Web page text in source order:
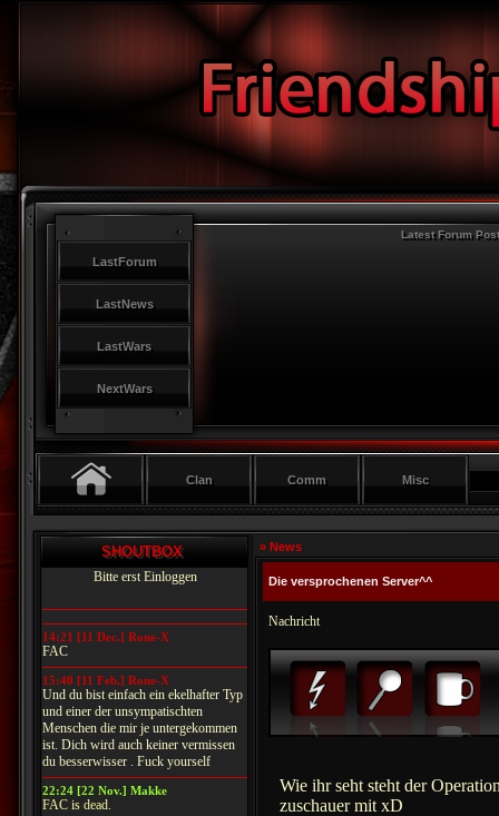
LastForum
LastNews
LastWars
NextWars
Latest Forum
Clan Comm Misc
SHOUTBOX
Bitte erst Einloggen
14:21 [11 Dec.] Rone-X
FAC
15:40 [11 Feb.] Rone-X
Und du bist einfach ein ekelhafter Typ
und einer der unsympatischten
Menschen die mir je untergekommen
ist. Dich wird auch keiner vermissen
du besserwisser . Fuck yourself
22:24 [22 Nov.] Makke
FAC is dead.
» News
Die versprochenen Server^^
Nachricht
Wie ihr seht steht der
zuschauer mit xD